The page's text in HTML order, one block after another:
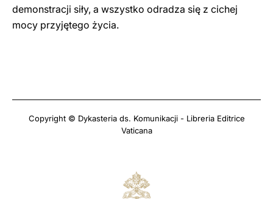
demonstracji siły, a wszystko odradza się z cichej
mocy przyjętego życia.
Copyright © Dykasteria ds. Komunikacji - Libreria Editrice
Vaticana